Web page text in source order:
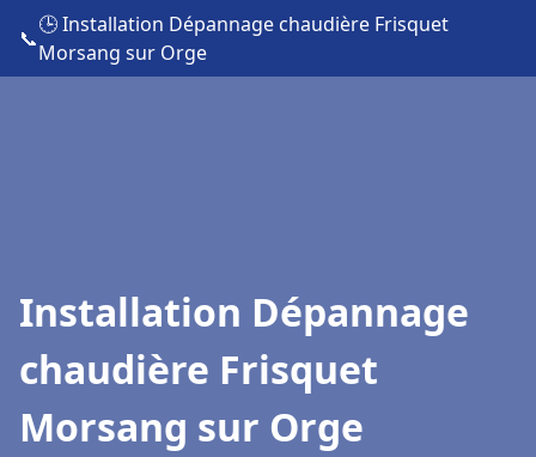
📞
🕒 Installation Dépannage chaudière Frisquet
Morsang sur Orge
Installation Dépannage
chaudière Frisquet
Morsang sur Orge